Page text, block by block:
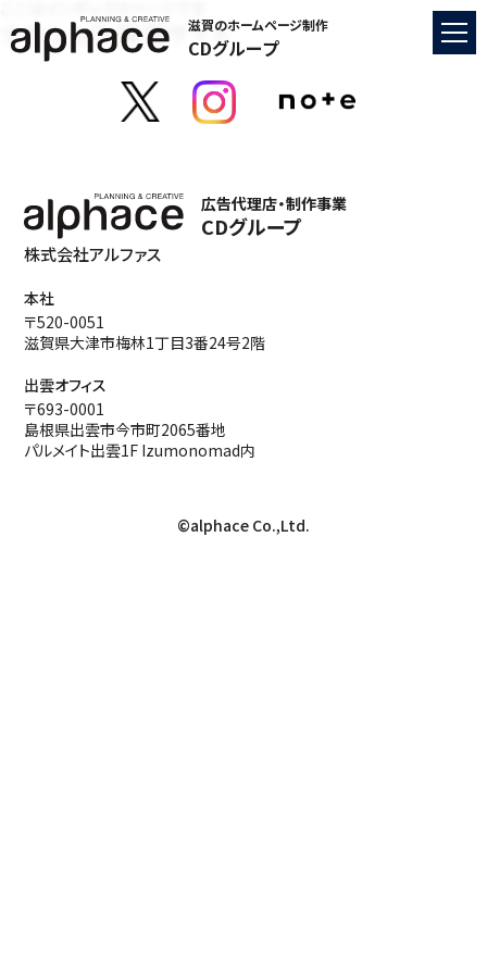
滋賀のホームページ制作
CDグループ
ナカショウ 採用サイト
広告代理店・制作事業
CDグループ
株式会社アルファス
本社
〒520-0051
滋賀県大津市梅林1丁目3番24号2階
出雲オフィス
〒693-0001
島根県出雲市今市町2065番地
パルメイト出雲1F Izumonomad内
©alphace Co.,Ltd.